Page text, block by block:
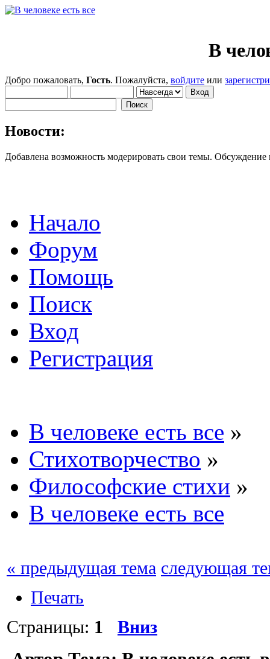
В
Добро пожаловать, Гость. Пожалуйста, войдите или
Новости:
Добавлена возможность модерировать свои темы.
Начало
Форум
Помощь
Поиск
Вход
Регистрация
В человеке есть все »
Стихотворчество »
Философские стихи »
В человеке есть все
« предыдущая тема следующая
Печать
Страницы: 1 Вниз